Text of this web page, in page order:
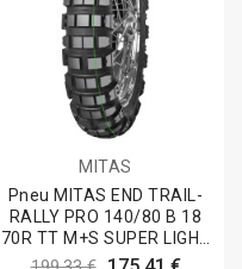
MITAS
Pneu MITAS END TRAIL-
RALLY PRO 140/80 B 18
70R TT M+S SUPER LIGHT
GREEN